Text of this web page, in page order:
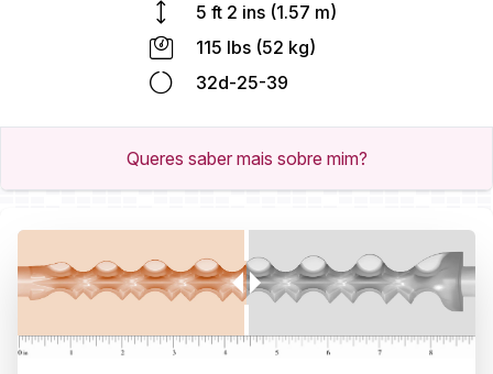
5 ft 2 ins (1.57 m)
115 lbs (52 kg)
32d-25-39
Queres saber mais sobre mim?